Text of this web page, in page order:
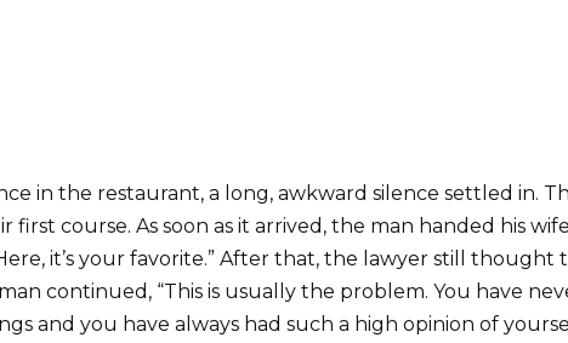
in the restaurant, a long, awkward silence settled in.
first course. As soon as it arrived, the man handed his
it’s your favorite.” After that, the lawyer still thought
continued, “This is usually the problem. You have
and you have always had such a high opinion of